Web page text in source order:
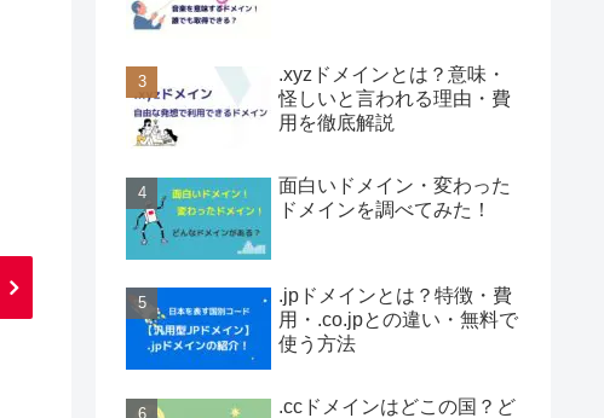
.xyzドメインとは？意味・
怪しいと言われる理由・費
用を徹底解説
面白いドメイン・変わった
ドメインを調べてみた！
.jpドメインとは？特徴・費
用・.co.jpとの違い・無料で
使う方法
.ccドメインはどこの国？ど